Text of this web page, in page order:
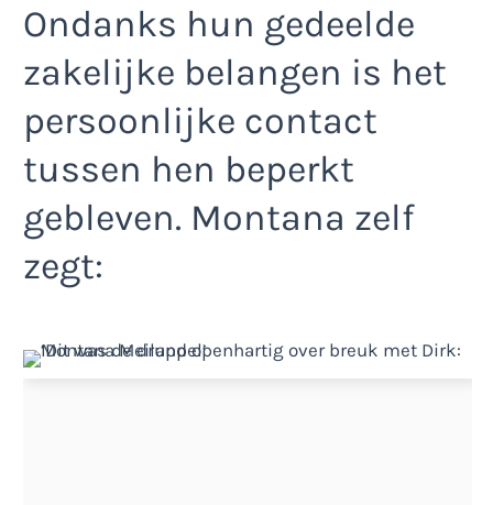
Ondanks hun gedeelde
zakelijke belangen is het
persoonlijke contact
tussen hen beperkt
gebleven. Montana zelf
zegt: